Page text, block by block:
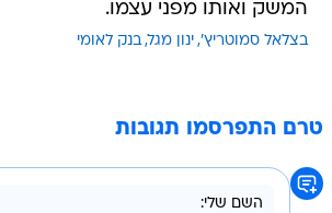
המשק ואותו מפני עצמו.
בצלאל סמוטריץ' ינון מגל בנק לאומי
טרם התפרסמו תגובות